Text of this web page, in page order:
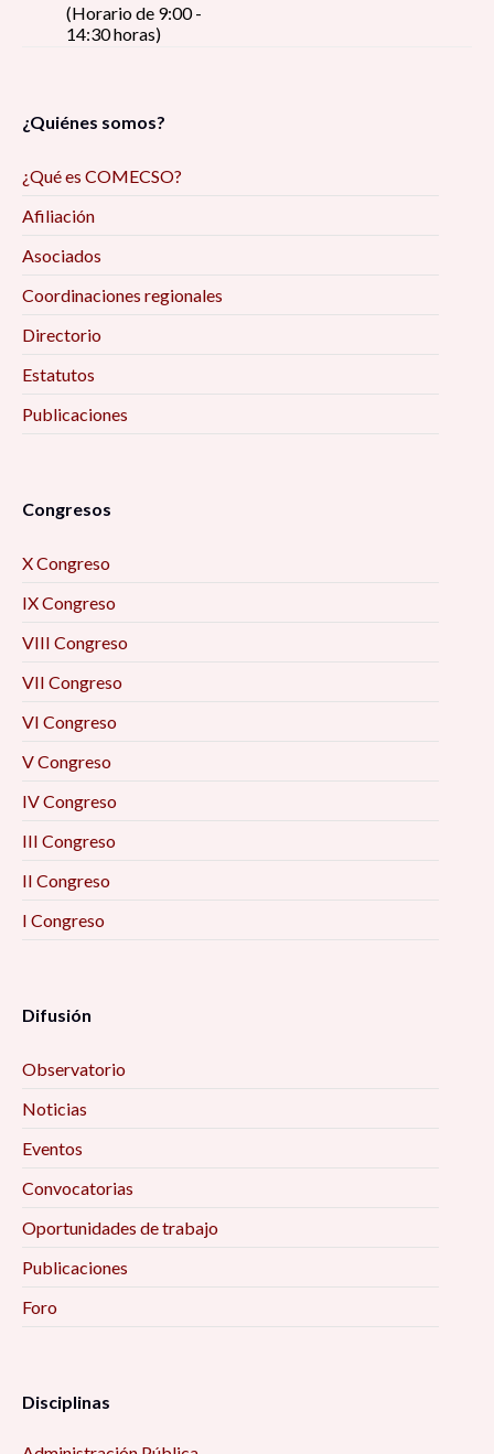
(Horario de 9:00 -
14:30 horas)
¿Quiénes somos?
¿Qué es COMECSO?
Afiliación
Asociados
Coordinaciones regionales
Directorio
Estatutos
Publicaciones
Congresos
X Congreso
IX Congreso
VIII Congreso
VII Congreso
VI Congreso
V Congreso
IV Congreso
III Congreso
II Congreso
I Congreso
Difusión
Observatorio
Noticias
Eventos
Convocatorias
Oportunidades de trabajo
Publicaciones
Foro
Disciplinas